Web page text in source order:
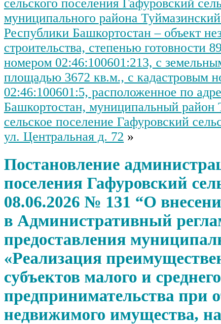
сельского поселения Гафуровский
муниципального района
Республики Башкортостан – объект
строительства, степенью готовности
номером 02:46:100601:213, с
площадью 3672 кв.м., с кадастровым
02:46:100601:5, расположенное по
Башкортостан, муниципальный район
сельское поселение Гафуровский
ул. Центральная д. 72 »
Постановление
поселения Гафуровский
08.06.2026 № 131 “О
в Административный
предоставления
«Реализация
субъектов малого и среднего
предпринимательства при
недвижимого имущества,